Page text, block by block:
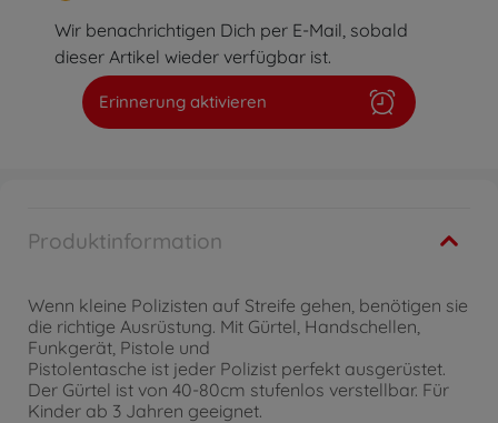
Wir benachrichtigen Dich per E-Mail, sobald
dieser Artikel wieder verfügbar ist.
Erinnerung aktivieren
Produktinformation
Wenn kleine Polizisten auf Streife gehen, benötigen sie
die richtige Ausrüstung. Mit Gürtel, Handschellen,
Funkgerät, Pistole und
Pistolentasche ist jeder Polizist perfekt ausgerüstet.
Der Gürtel ist von 40-80cm stufenlos verstellbar. Für
Kinder ab 3 Jahren geeignet.